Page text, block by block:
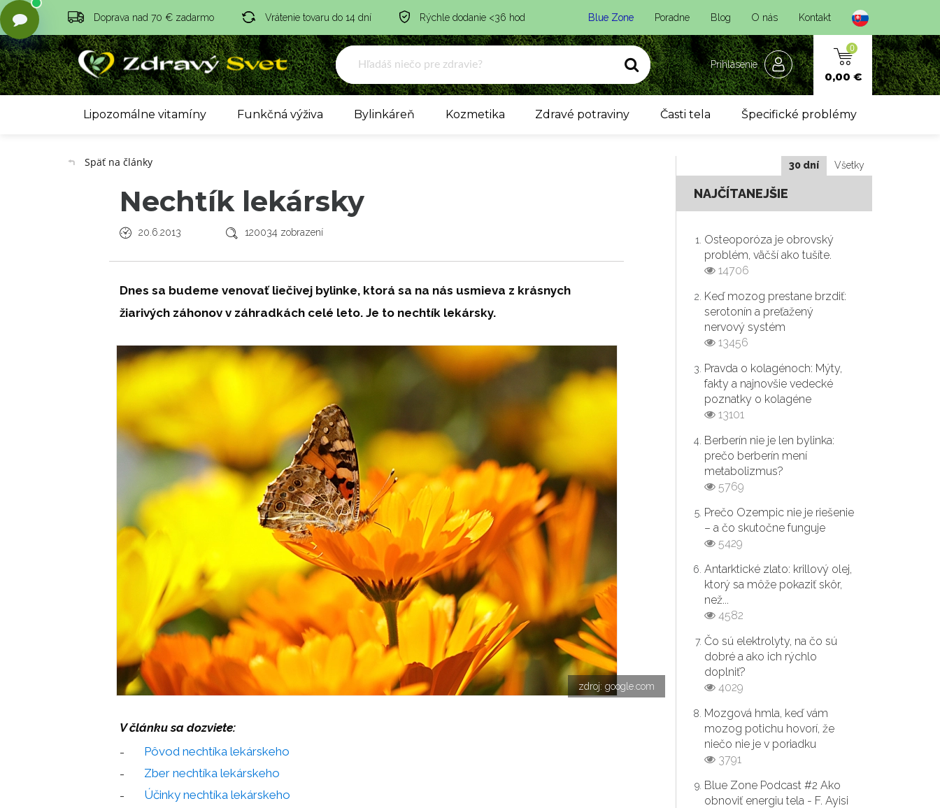
Doprava nad 70 € zadarmo Vrátenie tovaru do 14 dní Rýchle dodanie <36 hod Blue Zone Poradne Blog O nás Kontakt
0
0,00 €
Prihlásenie
Lipozomálne vitamíny Funkčná výživa Bylinkáreň Kozmetika Zdravé potraviny Časti tela Špecifické problémy
Späť na články
Nechtík lekársky
20.6.2013 120034 zobrazení
Dnes sa budeme venovať liečivej bylinke, ktorá sa na nás usmieva z krásnych
žiarivých záhonov v záhradkách celé leto. Je to nechtík lekársky.
zdroj: google.com
V článku sa dozviete:
Pôvod nechtíka lekárskeho
Zber nechtíka lekárskeho
Účinky nechtíka lekárskeho
30 dní Všetky
NAJČÍTANEJŠIE
Osteoporóza je obrovský
problém, väčší ako tušíte.
14706
Keď mozog prestane brzdiť:
serotonín a preťažený
nervový systém
13456
Pravda o kolagénoch: Mýty,
fakty a najnovšie vedecké
poznatky o kolagéne
13101
Berberín nie je len bylinka:
prečo berberín mení
metabolizmus?
5769
Prečo Ozempic nie je riešenie
– a čo skutočne funguje
5429
Antarktické zlato: krillový olej,
ktorý sa môže pokaziť skôr,
než...
4582
Čo sú elektrolyty, na čo sú
dobré a ako ich rýchlo
doplniť?
4029
Mozgová hmla, keď vám
mozog potichu hovorí, že
niečo nie je v poriadku
3791
Blue Zone Podcast #2 Ako
obnoviť energiu tela - F. Ayisi